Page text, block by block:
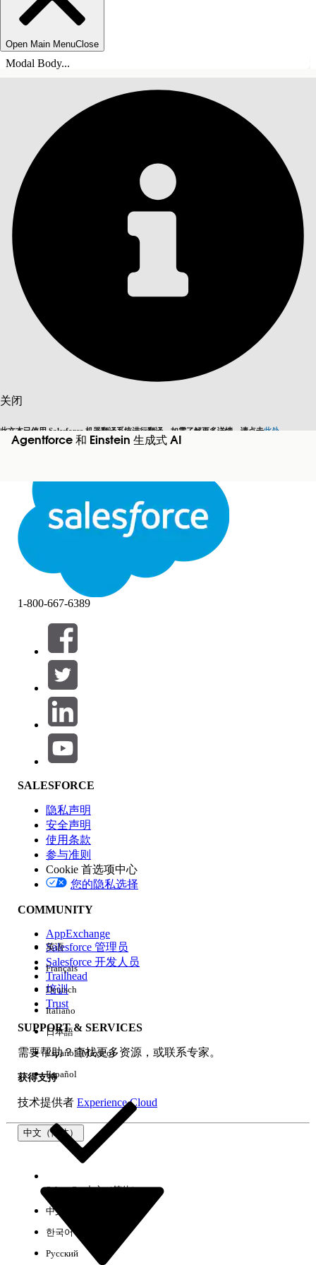
Open Main MenuClose
Modal Body...
关闭
此文本已使用 Salesforce 机器翻译系统进行翻译。如需了解更多详情，请点击此处
切换为英语 而非现在
关闭关闭
Agentforce 和 Einstein 生成式 AI
目录
筛选器 (0)
选择筛选器
产品区域
功能影响
版本
体验
1-800-667-6389
SALESFORCE
隐私声明
安全声明
使用条款
参与准则
Cookie 首选项中心
您的隐私选择
COMMUNITY
AppExchange
Salesforce 管理员
Salesforce 开发人员
Trailhead
培训
Trust
SUPPORT & SERVICES
需要帮助？查找更多资源，或联系专家。
获得支持
技术提供者 Experience Cloud
中文（简体）
英语
Français
Deutsch
Italiano
日本語
Español (México)
Español
Select Org中文（简体）
中文（繁体）
한국어
Русский